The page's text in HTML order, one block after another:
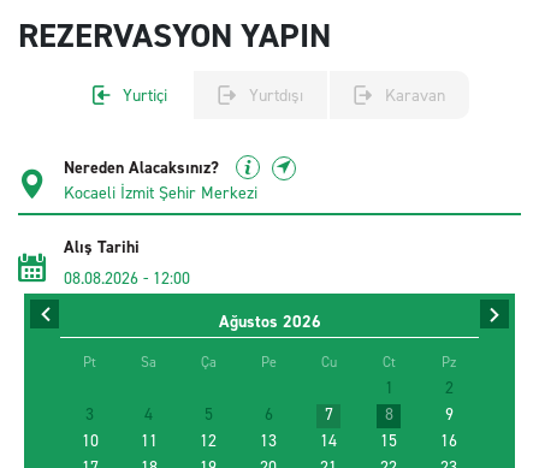
REZERVASYON YAPIN
Yurtiçi Yurtdışı Karavan
Nereden Alacaksınız?
Alış Tarihi
08.08.2026 - 12:00
İade Tarihi
10.08.2026
-12:00
Ağustos 2026
Pt Sa Ça Pe Cu Ct Pz
1
2
3
4 5 6 7 8
9
10
11 12 13 14 15
16
Sürücü Yaşı